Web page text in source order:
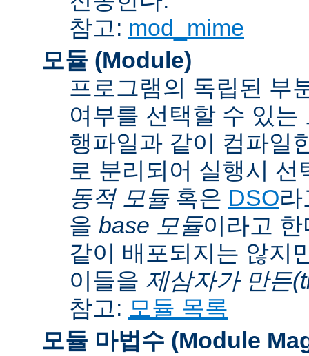
참고: mod_mime
모듈 (Module)
프로그램의 독립된 부
여부를 선택할 수 있
행파일과 같이 컴파일
로 분리되어 실행시
동적 모듈혹은 DSO
을 base 모듈이라고
같이 배포되지는 않지
이들을 제삼자가 만든
참고: 모듈 목록
모듈 마법수 (Module